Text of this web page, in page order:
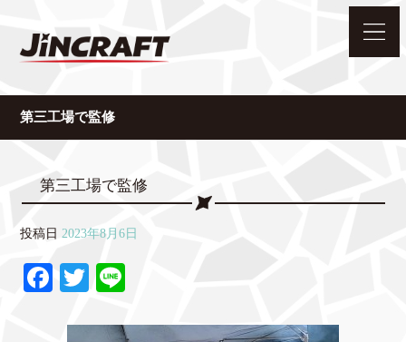
第三工場で監修
第三工場で監修
投稿日 2023年8月6日
Fa T